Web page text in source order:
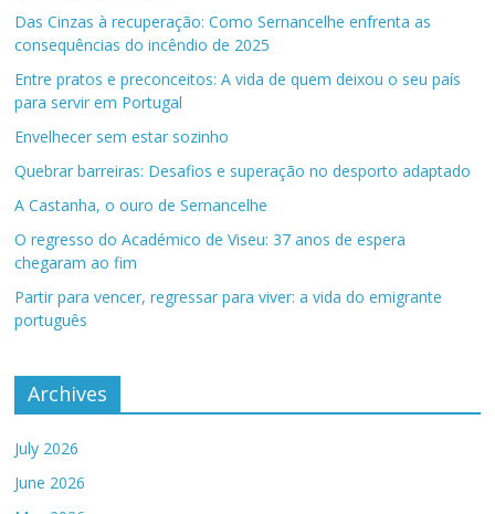
Das Cinzas à recuperação: Como Sernancelhe enfrenta as
consequências do incêndio de 2025
Entre pratos e preconceitos: A vida de quem deixou o seu país
para servir em Portugal
Envelhecer sem estar sozinho
Quebrar barreiras: Desafios e superação no desporto adaptado
A Castanha, o ouro de Sernancelhe
O regresso do Académico de Viseu: 37 anos de espera
chegaram ao fim
Partir para vencer, regressar para viver: a vida do emigrante
português
Archives
July 2026
June 2026